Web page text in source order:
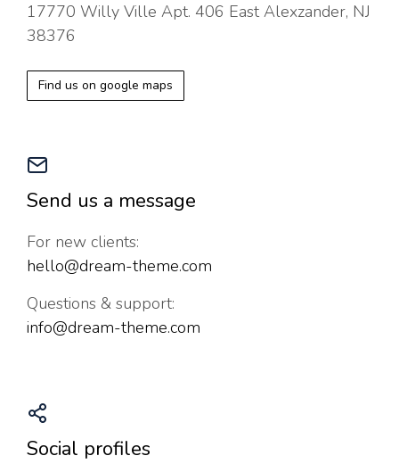
17770 Willy Ville Apt. 406 East Alexzander, NJ
38376
Find us on google maps
Send us a message
For new clients:
hello@dream-theme.com
Questions & support:
info@dream-theme.com
Social profiles